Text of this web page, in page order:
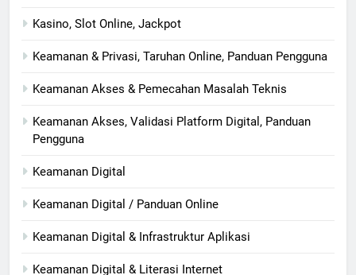
Kasino, Slot Online, Jackpot
Keamanan & Privasi, Taruhan Online, Panduan Pengguna
Keamanan Akses & Pemecahan Masalah Teknis
Keamanan Akses, Validasi Platform Digital, Panduan
Pengguna
Keamanan Digital
Keamanan Digital / Panduan Online
Keamanan Digital & Infrastruktur Aplikasi
Keamanan Digital & Literasi Internet